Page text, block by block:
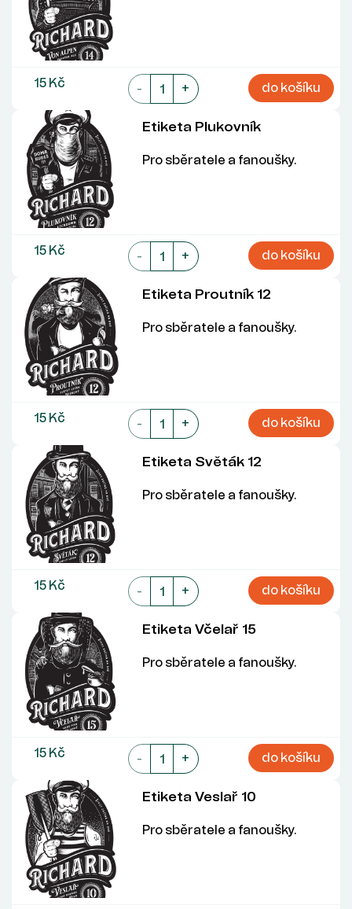
15 Kč - + do košíku
Etiketa Plukovník
Pro sběratele a fanoušky.
15 Kč - + do košíku
Etiketa Proutník 12
Pro sběratele a fanoušky.
15 Kč - + do košíku
Etiketa Světák 12
Pro sběratele a fanoušky.
15 Kč - + do košíku
Etiketa Včelař 15
Pro sběratele a fanoušky.
15 Kč - + do košíku
Etiketa Veslař 10
Pro sběratele a fanoušky.